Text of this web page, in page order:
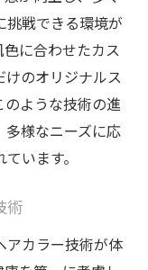
挑戦できる環境が
に合わせたカス
のオリジナルス
ような技術の進
様なニーズに応
います。
術
アカラー技術が体